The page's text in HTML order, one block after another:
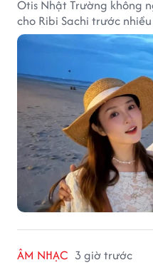
Otis Nhật Trường không
cho Ribi Sachi trước
ÂM NHẠC 3 giờ trước